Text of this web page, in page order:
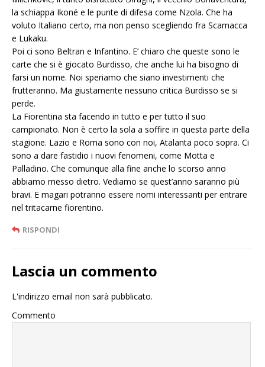
la schiappa Ikoné e le punte di difesa come Nzola. Che ha
voluto Italiano certo, ma non penso scegliendo fra Scamacca
e Lukaku.
Poi ci sono Beltran e Infantino. E’ chiaro che queste sono le
carte che si è giocato Burdisso, che anche lui ha bisogno di
farsi un nome. Noi speriamo che siano investimenti che
frutteranno. Ma giustamente nessuno critica Burdisso se si
perde.
La Fiorentina sta facendo in tutto e per tutto il suo
campionato. Non è certo la sola a soffire in questa parte della
stagione. Lazio e Roma sono con noi, Atalanta poco sopra. Ci
sono a dare fastidio i nuovi fenomeni, come Motta e
Palladino. Che comunque alla fine anche lo scorso anno
abbiamo messo dietro. Vediamo se quest’anno saranno più
bravi. E magari potranno essere nomi interessanti per entrare
nel tritacarne fiorentino.
RISPONDI
Lascia un commento
L'indirizzo email non sarà pubblicato.
Commento